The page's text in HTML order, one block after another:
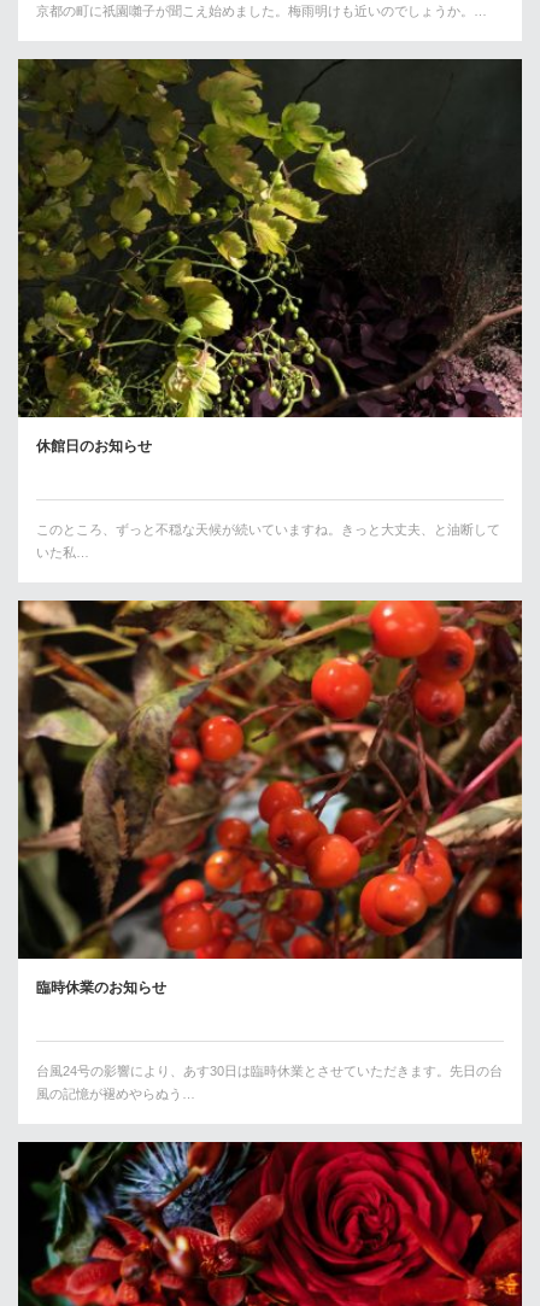
京都の町に祇園囃子が聞こえ始めました。梅雨明けも近いのでしょうか。…
休館日のお知らせ
このところ、ずっと不穏な天候が続いていますね。きっと大丈夫、と油断して
いた私…
臨時休業のお知らせ
台風24号の影響により、あす30日は臨時休業とさせていただきます。先日の台
風の記憶が褪めやらぬう…